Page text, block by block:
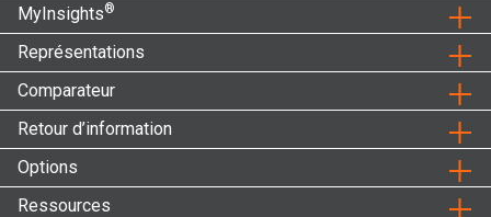
MyInsights®
Représentations
Comparateur
Retour d’information
Options
Ressources